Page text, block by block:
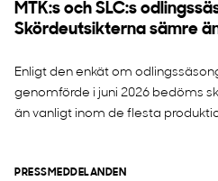
MTK:s och SLC:s
Skördeutsikterna sämre
Enligt den enkät om
genomförde i juni 2026 bedöms
än vanligt inom de flesta
PRESSMEDDELANDEN